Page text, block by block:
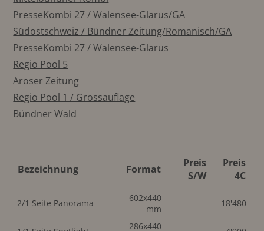
PresseKombi 27 / Walensee-Glarus/GA
Südostschweiz / Bündner Zeitung/Romanisch/GA
PresseKombi 27 / Walensee-Glarus
Regio Pool 5
Aroser Zeitung
Regio Pool 1 / Grossauflage
Bündner Wald
Bezeichnung Format
Preis
S/W
Preis
4C
2/1 Seite Panorama
602x440
mm
18'480
286x440